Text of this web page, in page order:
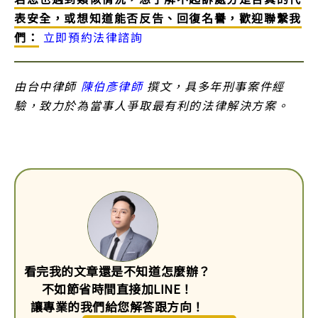
表安全，或想知道能否反告、回復名譽，歡迎聯繫我
們： 立即預約法律諮詢
由台中律師 陳伯彥律師撰文，具多年刑事案件經
驗，致力於為當事人爭取最有利的法律解決方案。
看完我的文章還是不知道怎麼辦？
不如節省時間直接加LINE！
讓專業的我們給您解答跟方向！